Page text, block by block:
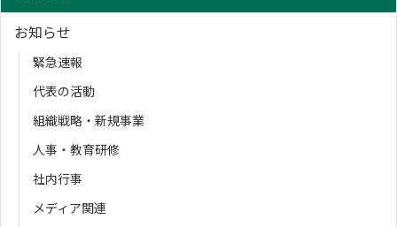
お知らせ
緊急速報
代表の活動
組織戦略・新規事業
人事・教育研修
社内行事
メディア関連